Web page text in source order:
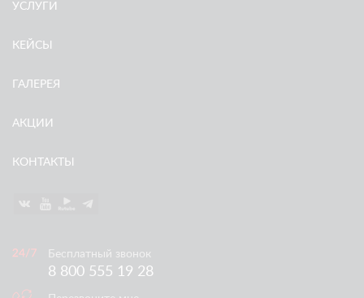
УСЛУГИ
КЕЙСЫ
ГАЛЕРЕЯ
АКЦИИ
КОНТАКТЫ
Бесплатный звонок
8 800 555 19 28